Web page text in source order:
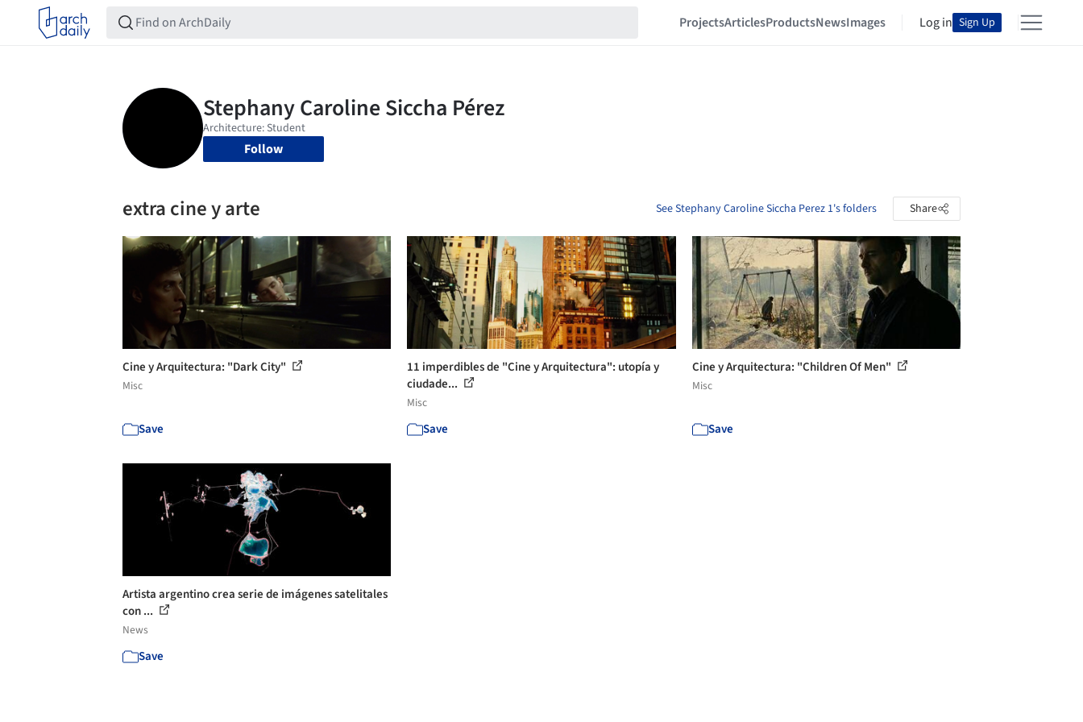
ProjectsArticlesProductsNewsImages Log in Sign Up
Follow
extra cine y arte See Stephany Caroline Siccha Perez 1's folders Share
Cine y Arquitectura: "Dark City"
Misc
Save
11 imperdibles de "Cine y Arquitectura": utopía y
ciudade...
Misc
Save
Cine y Arquitectura: "Children Of Men"
Misc
Save
Artista argentino crea serie de imágenes satelitales
con ...
News
Save